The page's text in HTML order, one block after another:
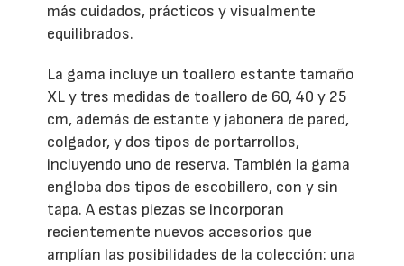
más cuidados, prácticos y visualmente
equilibrados.
La gama incluye un toallero estante tamaño
XL y tres medidas de toallero de 60, 40 y 25
cm, además de estante y jabonera de pared,
colgador, y dos tipos de portarrollos,
incluyendo uno de reserva. También la gama
engloba dos tipos de escobillero, con y sin
tapa. A estas piezas se incorporan
recientemente nuevos accesorios que
amplían las posibilidades de la colección: una